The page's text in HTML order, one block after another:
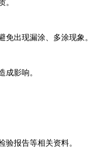
。
现漏涂、多涂现象。
响。
报告等相关资料。